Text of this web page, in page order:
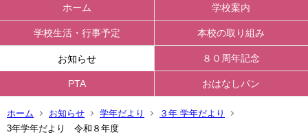
ホーム 学校案内
学校生活・行事予定 本校の取り組み
お知らせ ８０周年記念
PTA おはなしパン
ホーム お知らせ 学年だより
３年 学年だより
3年学年だより 令和８年度